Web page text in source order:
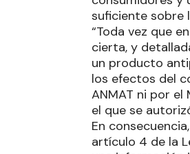
suficiente sobre
“Toda vez que
cierta, y
un producto
los efectos del
ANMAT ni por
el que se
En
artículo 4 de la